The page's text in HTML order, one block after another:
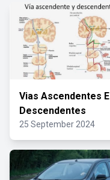
Vias Ascendentes E
Descendentes
25 September 2024